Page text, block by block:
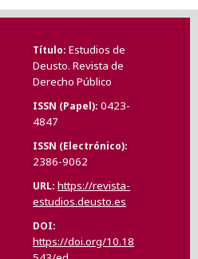
Título Estudios de
Deusto. Revista de
Derecho Público
ISSN (Papel) 0423-
4847
ISSN (Electrónico)
2386-9062
URL https://revista-
estudios.deusto.es
DOI
https://doi.org/10.18